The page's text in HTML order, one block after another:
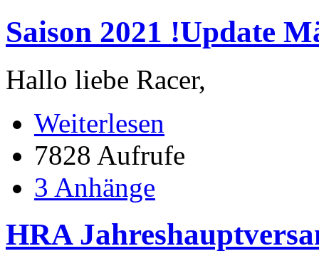
Saison 2021 !Update
Hallo liebe Racer,
Weiterlesen
7828 Aufrufe
3 Anhänge
HRA